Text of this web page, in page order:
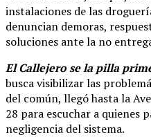
instalaciones de las
denuncian demoras,
soluciones ante la no
El Callejero se la pilla
busca visibilizar las
del común, llegó hasta la
28 para escuchar a quienes
negligencia del sistema.